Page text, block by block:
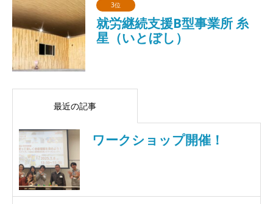
3位
就労継続支援B型事業所 糸
星（いとぼし）
最近の記事
ワークショップ開催！